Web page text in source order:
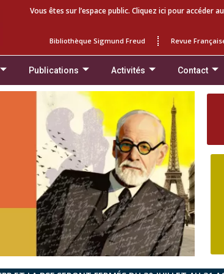
Vous êtes sur l’espace public. Cliquez ici pour accéder
Bibliothèque Sigmund Freud Revue
Publications Activités Contact